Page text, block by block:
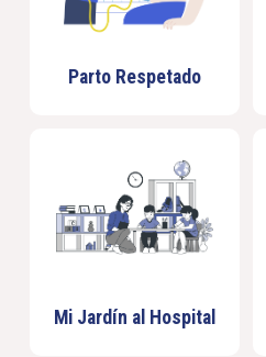
Parto Respetado
Mi Jardín al Hospital